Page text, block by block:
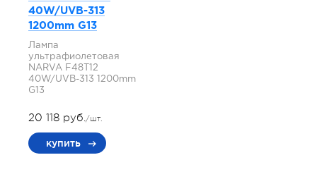
40W/UVB-313
1200mm G13
Лампа
ультрафиолетовая
NARVA F48T12
40W/UVB-313 1200mm
G13
20 118 руб./шт.
купить